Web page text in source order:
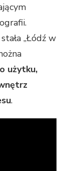
„Łódź w
użytku,
.